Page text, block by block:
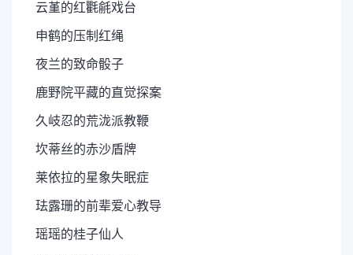
云堇的红氍毹戏台
申鹤的压制红绳
夜兰的致命骰子
鹿野院平藏的直觉探案
久岐忍的荒泷派教鞭
坎蒂丝的赤沙盾牌
莱依拉的星象失眠症
珐露珊的前辈爱心教导
瑶瑶的桂子仙人